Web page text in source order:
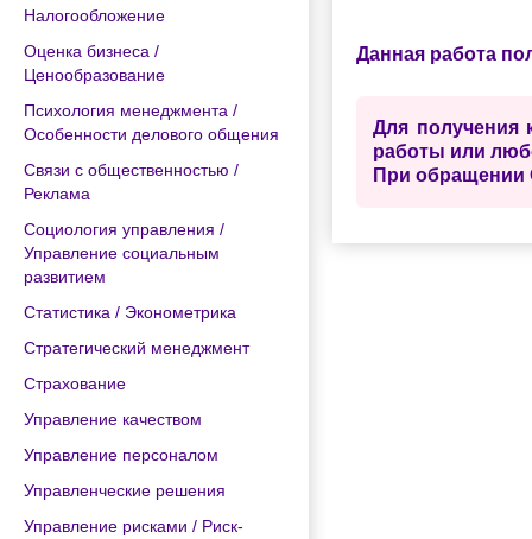
Налогообложение
Оценка бизнеса /
Ценообразование
Психология менеджмента /
Особенности делового общения
Связи с общественностью /
Реклама
Социология управления /
Управление социальным
развитием
Статистика / Эконометрика
Стратегический менеджмент
Страхование
Управление качеством
Управление персоналом
Управленческие решения
Управление рисками / Риск-
Данная работа
Для получения